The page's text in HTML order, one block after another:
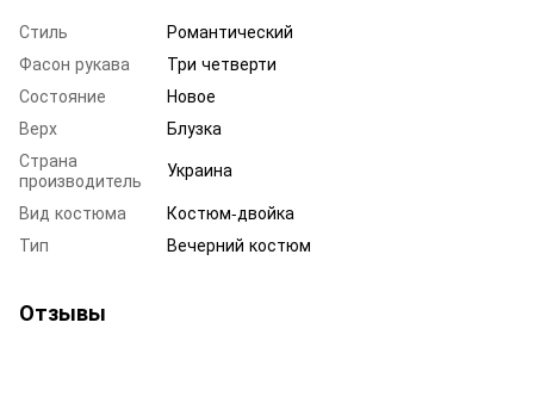
Стиль
Романтический
Фасон рукава
Три четверти
Состояние
Новое
Верх
Блузка
Страна
производитель
Украина
Вид костюма
Костюм-двойка
Тип
Вечерний костюм
Отзывы